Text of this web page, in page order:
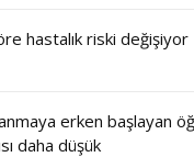
hastalık riski değişiyor
erken başlayan
daha düşük